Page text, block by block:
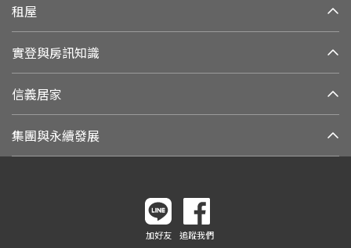
租屋
實登與房訊知識
信義居家
集團與永續發展
加好友 追蹤我們